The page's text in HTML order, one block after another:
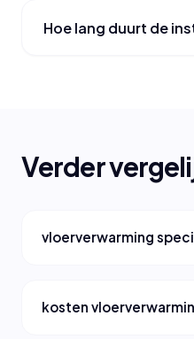
Hoe lang duurt de
Verder
vloerverwarming
kosten